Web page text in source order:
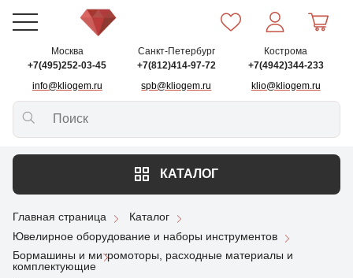
Москва
+7(495)252-03-45
info@kliogem.ru
Санкт-Петербург
+7(812)414-97-72
spb@kliogem.ru
Кострома
+7(4942)344-233
klio@kliogem.ru
КАТАЛОГ
Главная страница
Каталог
Ювелирное оборудование и наборы инструментов
Бормашины и микромоторы, расходные материалы и
комплектующие